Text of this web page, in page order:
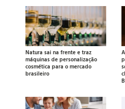
Natura sai na frente e traz
máquinas de personalização
cosmética para o mercado
brasileiro